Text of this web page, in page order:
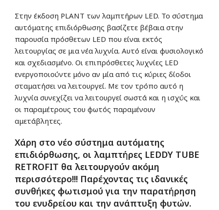
Στην έκδοση PLANT των λαμπτήρων LED. Το σύστημα
αυτόματης επιδιόρθωσης βασίζετε βέβαια στην
παρουσία πρόσθετων LED που είναι εκτός
λειτουργίας σε μια νέα λυχνία. Αυτό είναι φυσιολογικό
και σχεδιασμένο. Οι επιπρόσθετες λυχνίες LED
ενεργοποιούντε μόνο αν μία από τις κύριες δίοδοι
σταματήσει να λειτουργεί. Με τον τρόπο αυτό η
λυχνία συνεχίζει να λειτουργεί σωστά και η ισχύς και
οι παραμέτρους του φωτός παραμένουν
αμετάβλητες.
Χάρη στο νέο σύστημα αυτόματης
επιδιόρθωσης, οι λαμπτήρες LEDDY TUBE
RETROFIT θα λειτουργούν ακόμη
περισσότερο!!! Παρέχοντας τις ιδανικές
συνθήκες φωτισμού για την παρατήρηση
του ενυδρείου και την ανάπτυξη φυτών.